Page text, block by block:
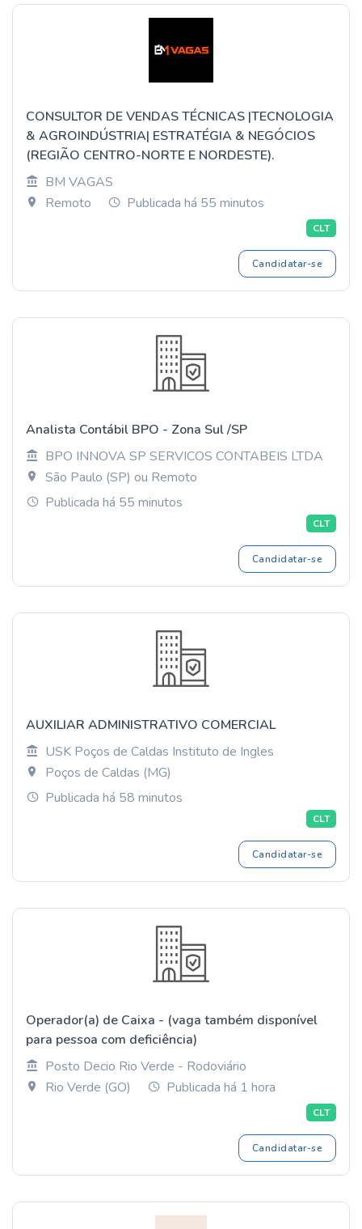
CONSULTOR DE VENDAS TÉCNICAS |TECNOLOGIA
& AGROINDÚSTRIA| ESTRATÉGIA & NEGÓCIOS
(REGIÃO CENTRO-NORTE E NORDESTE).
BM VAGAS
Remoto
Publicada há 55 minutos
CLT
Candidatar-se
Analista Contábil BPO - Zona Sul /SP
BPO INNOVA SP SERVICOS CONTABEIS LTDA
São Paulo (SP) ou Remoto
Publicada há 55 minutos
CLT
Candidatar-se
AUXILIAR ADMINISTRATIVO COMERCIAL
USK Poços de Caldas Instituto de Ingles
Poços de Caldas (MG)
Publicada há 58 minutos
CLT
Candidatar-se
Operador(a) de Caixa - (vaga também disponível
para pessoa com deficiência)
Posto Decio Rio Verde - Rodoviário
Rio Verde (GO)
Publicada há 1 hora
CLT
Candidatar-se